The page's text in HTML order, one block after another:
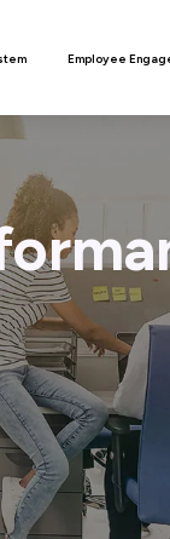
Employee